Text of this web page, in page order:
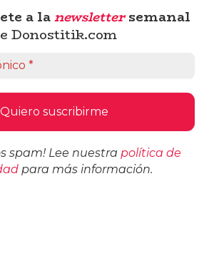
a lanewslettersemanal
Donostitik.com
spam! Lee nuestra política de
para más información.